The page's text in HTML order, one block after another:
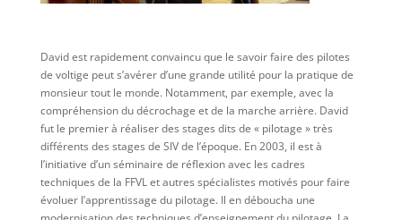
David est rapidement convaincu que le savoir faire des pilotes
de voltige peut s’avérer d’une grande utilité pour la pratique de
monsieur tout le monde. Notamment, par exemple, avec la
compréhension du décrochage et de la marche arrière. David
fut le premier à réaliser des stages dits de « pilotage » très
différents des stages de SIV de l’époque. En 2003, il est à
l’initiative d’un séminaire de réflexion avec les cadres
techniques de la FFVL et autres spécialistes motivés pour faire
évoluer l’apprentissage du pilotage. Il en déboucha une